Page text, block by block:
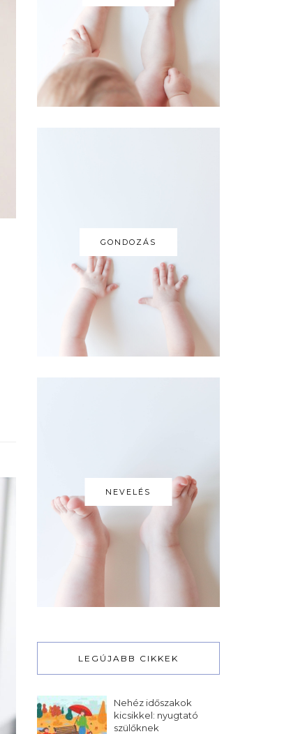
GONDOZÁS
NEVELÉS
LEGÚJABB CIKKEK
Nehéz időszakok
kicsikkel: nyugtató
szülőknek